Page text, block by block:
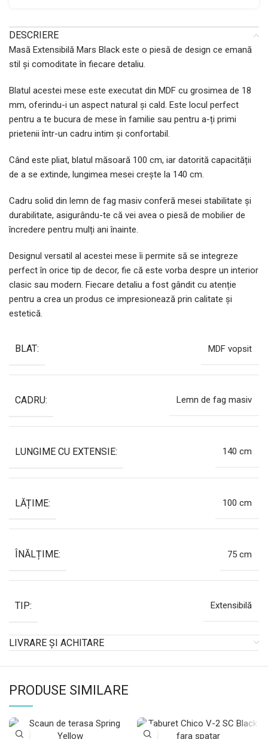
DESCRIERE
Masă Extensibilă Mars Black este o piesă de design ce emană
stil și comoditate în fiecare detaliu.
Blatul acestei mese este executat din MDF cu grosimea de 18
mm, oferindu-i un aspect natural și cald. Este locul perfect
pentru a te bucura de mese în familie sau pentru a-ți primi
prietenii într-un cadru intim și confortabil.
Când este pliat, blatul măsoară 100 cm, iar datorită capacității
de a se extinde, lungimea mesei crește la 140 cm.
Cadru solid din lemn de fag masiv conferă mesei stabilitate și
durabilitate, asigurându-te că vei avea o piesă de mobilier de
încredere pentru mulți ani înainte.
Designul versatil al acestei mese îi permite să se integreze
perfect în orice tip de decor, fie că este vorba despre un interior
clasic sau modern. Fiecare detaliu a fost gândit cu atenție
pentru a crea un produs ce impresionează prin calitate și
estetică.
BLAT: MDF vopsit
CADRU: Lemn de fag masiv
LUNGIME CU EXTENSIE: 140 cm
LĂȚIME: 100 cm
ÎNĂLȚIME: 75 cm
TIP: Extensibilă
LIVRARE ȘI ACHITARE
PRODUSE SIMILARE